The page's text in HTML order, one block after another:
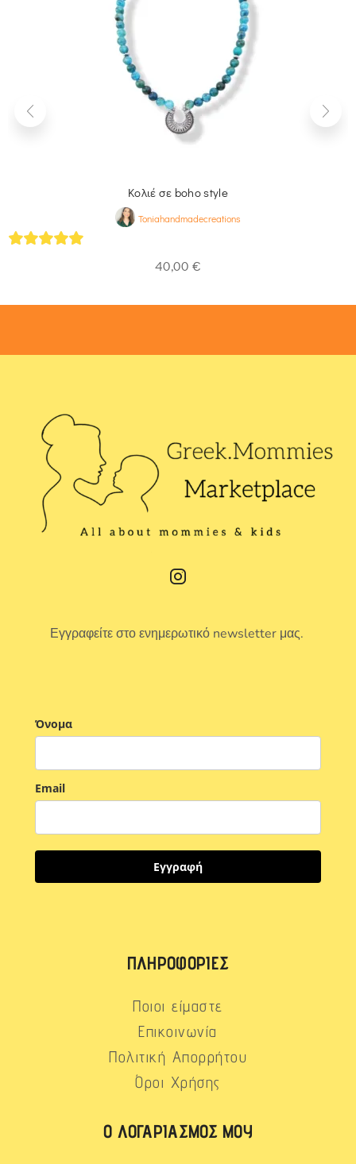
Kολιέ σε boho style
Toniahandmadecreations
40,00 €
Εγγραφείτε στο ενημερωτικό newsletter μας.
Όνομα
Email
Εγγραφή
ΠΛΗΡΟΦΟΡΊΕΣ
Ποιοι είμαστε
Επικοινωνία
Πολιτική Απορρήτου
Όροι Χρήσης
Ο ΛΟΓΑΡΙΑΣΜΌΣ ΜΟΥ